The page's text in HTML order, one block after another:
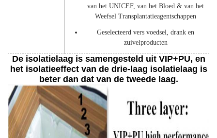
van het UNICEF, van het Bloed & van het
Weefsel Transplantatieagentschappen
Geselecteerd vers voedsel, drank en
zuivelproducten
De isolatielaag is samengesteld uit VIP+PU, en
het isolatieeffect van de drie-laag isolatielaag is
beter dan dat van de tweede laag.